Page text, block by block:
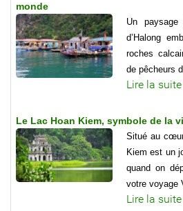
monde
Un
d’Halong
roches
de pêcheurs
Lire la suite
Le Lac Hoan Kiem, symbole de la
Situé au
Kiem est un
quand on
votre voyage
Lire la suite